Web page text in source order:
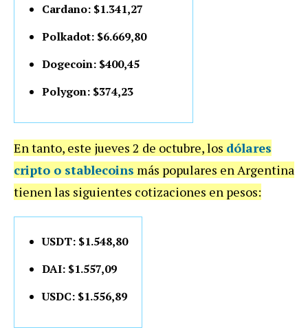
Cardano: $1.341,27
Polkadot: $6.669,80
Dogecoin: $400,45
Polygon: $374,23
En tanto, este jueves 2 de octubre, los dólares
cripto o stablecoins más populares en Argentina
tienen las siguientes cotizaciones en pesos:
USDT: $1.548,80
DAI: $1.557,09
USDC: $1.556,89